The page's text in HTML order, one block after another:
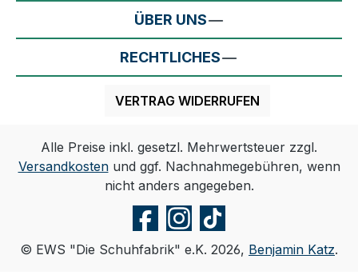
ÜBER UNS
RECHTLICHES
VERTRAG WIDERRUFEN
Alle Preise inkl. gesetzl. Mehrwertsteuer zzgl.
Versandkostenund ggf. Nachnahmegebühren, wenn
nicht anders angegeben.
© EWS "Die Schuhfabrik" e.K. 2026, Benjamin Katz.